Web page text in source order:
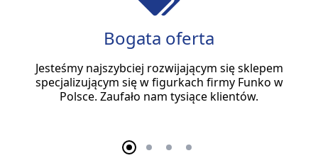
Bogata oferta
Jesteśmy najszybciej rozwijającym się sklepem
specjalizującym się w figurkach firmy Funko w
Polsce. Zaufało nam tysiące klientów.